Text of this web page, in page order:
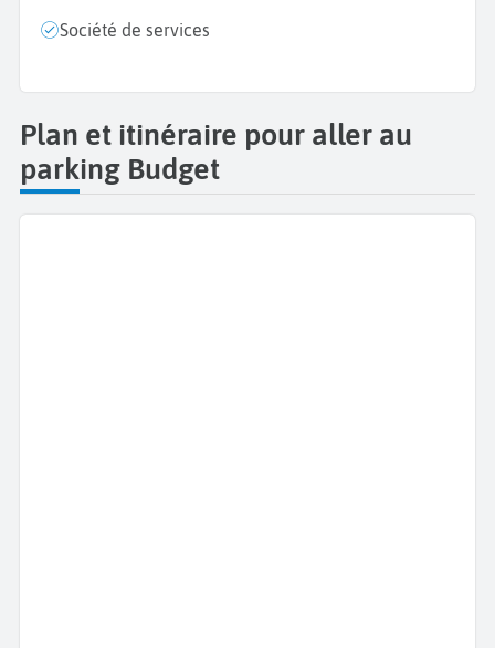
Société de services
Plan et itinéraire pour aller au
parking Budget